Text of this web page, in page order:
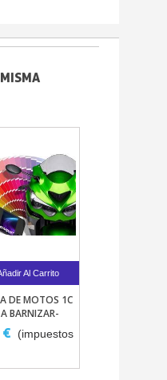
Al Carrito
DE MOTOS 1C
BARNIZAR-
DE
€
(impuestos